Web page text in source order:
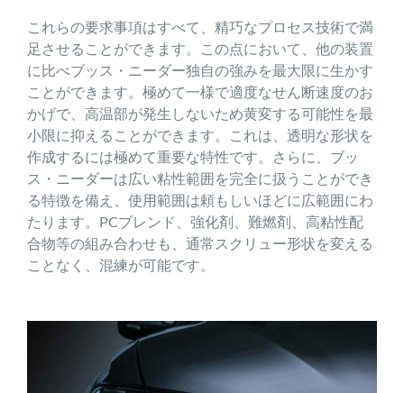
これらの要求事項はすべて、精巧なプロセス技術で満
足させることができます。この点において、他の装置
に比べブッス・ニーダー独自の強みを最大限に生かす
ことができます。極めて一様で適度なせん断速度のお
かげで、高温部が発生しないため黄変する可能性を最
小限に抑えることができます。これは、透明な形状を
作成するには極めて重要な特性です。さらに、ブッ
ス・ニーダーは広い粘性範囲を完全に扱うことができ
る特徴を備え、使用範囲は頼もしいほどに広範囲にわ
たります。PCブレンド、強化剤、難燃剤、高粘性配
合物等の組み合わせも、通常スクリュー形状を変える
ことなく、混練が可能です。